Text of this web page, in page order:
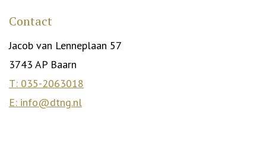
Contact
Jacob van Lenneplaan 57
3743 AP Baarn
T: 035-2063018
E: info@dtng.nl